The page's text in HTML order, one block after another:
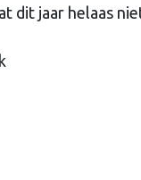
dit jaar helaas